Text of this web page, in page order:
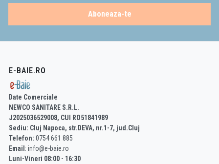
Aboneaza-te
E-BAIE.RO
Date Comerciale
NEWCO SANITARE S.R.L.
J2025036529008, CUI RO51841989
Sediu: Cluj Napoca, str.DEVA, nr.1-7, jud.Cluj
Telefon: 0754 661 885
Email : info@e-baie.ro
Luni-Vineri 08:00 - 16:30